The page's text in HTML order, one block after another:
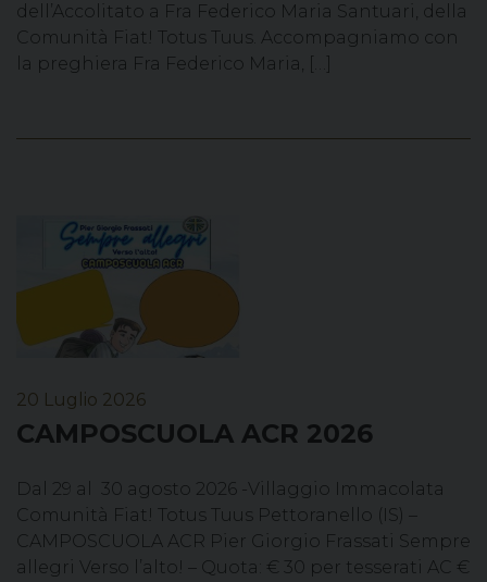
dell’Accolitato a Fra Federico Maria Santuari, della
Comunità Fiat! Totus Tuus. Accompagniamo con
la preghiera Fra Federico Maria, […]
20 Luglio 2026
CAMPOSCUOLA ACR 2026
Dal 29 al 30 agosto 2026 -Villaggio Immacolata
Comunità Fiat! Totus Tuus Pettoranello (IS) –
CAMPOSCUOLA ACR Pier Giorgio Frassati Sempre
allegri Verso l’alto! – Quota: € 30 per tesserati AC €